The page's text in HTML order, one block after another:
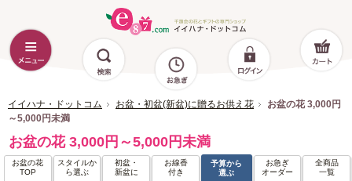
イイハナ・ドットコム お盆・初盆(新盆)に贈るお供え花
お盆の花 3,000円
～5,000円未満
お盆の花 3,000円～5,000円未満
お盆の花
TOP
スタイルか
ら選ぶ
初盆・
新盆に
お線香
付き
予算から
選ぶ
お急ぎ
オーダー
全商品
一覧